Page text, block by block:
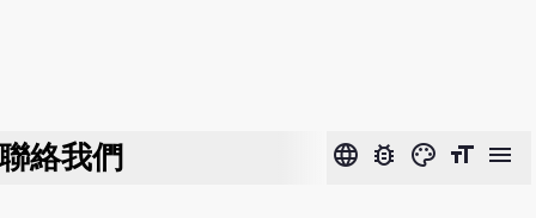
絡我們 language bug_report color_lens format_size menu